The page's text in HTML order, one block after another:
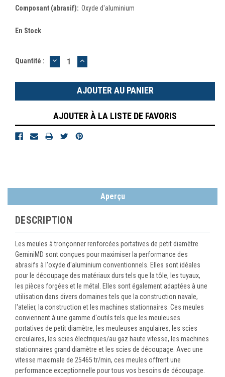
Composant (abrasif): Oxyde d'aluminium
En Stock
Quantité : DIMINUER
LA
:
AUGMENTER
LA
:
AJOUTER À LA LISTE DE FAVORIS
Aperçu
DESCRIPTION
Les meules à tronçonner renforcées portatives de petit diamètre
GeminiMD sont conçues pour maximiser la performance des
abrasifs à l'oxyde d'aluminium conventionnels. Elles sont idéales
pour le découpage des matériaux durs tels que la tôle, les tuyaux,
les pièces forgées et le métal. Elles sont également adaptées à une
utilisation dans divers domaines tels que la construction navale,
l'atelier, la construction et les machines stationnaires. Ces meules
conviennent à une gamme d'outils tels que les meuleuses
portatives de petit diamètre, les meuleuses angulaires, les scies
circulaires, les scies électriques/au gaz haute vitesse, les machines
stationnaires grand diamètre et les scies de découpage. Avec une
vitesse maximale de 25465 tr/min, ces meules offrent une
performance exceptionnelle pour tous vos besoins de découpage.